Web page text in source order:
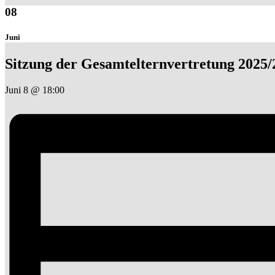
08
Juni
Sitzung der Gesamtelternvertretung 2025/
Juni 8 @ 18:00